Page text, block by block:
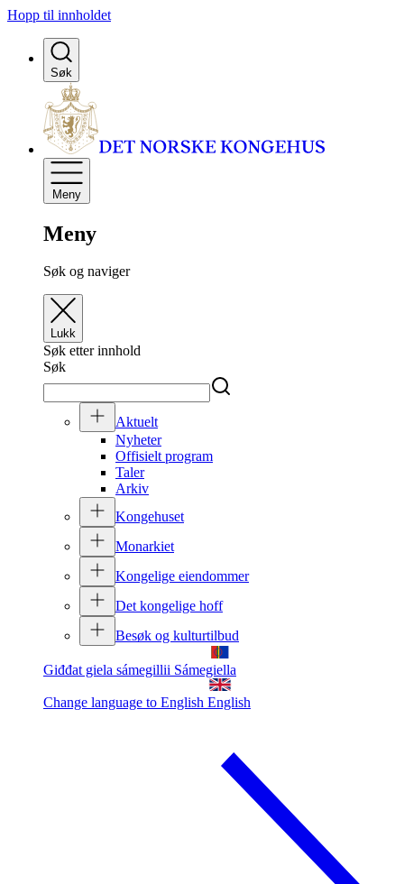
Hopp til innholdet
Søk
Meny
Meny
Søk og naviger
Lukk
Søk etter innhold
Søk
Aktuelt
Nyheter
Offisielt program
Taler
Arkiv
Kongehuset
Monarkiet
Kongelige eiendommer
Det kongelige hoff
Besøk og kulturtilbud
Giđđat giela sámegillii Sámegiella
Change language to English English